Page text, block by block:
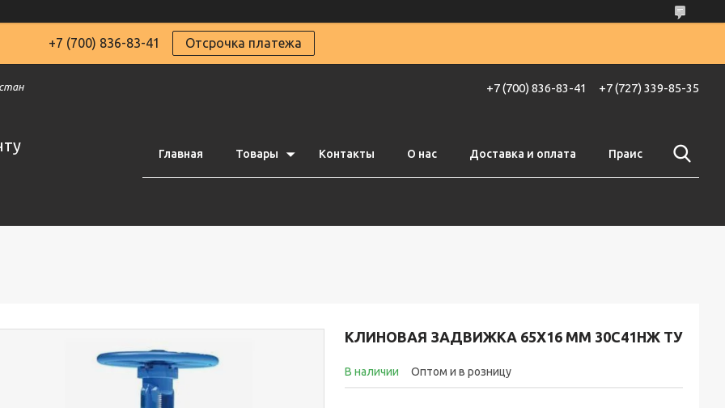
+7 (700) 836-83-41 Отсрочка платежа
+7 (700) 836-83-41 +7 (727) 339-85-35
Главная Товары Контакты О нас Доставка и оплата Праис
КЛИНОВАЯ ЗАДВИЖКА 65X16 ММ 30С41НЖ ТУ
В наличии Оптом и в розницу